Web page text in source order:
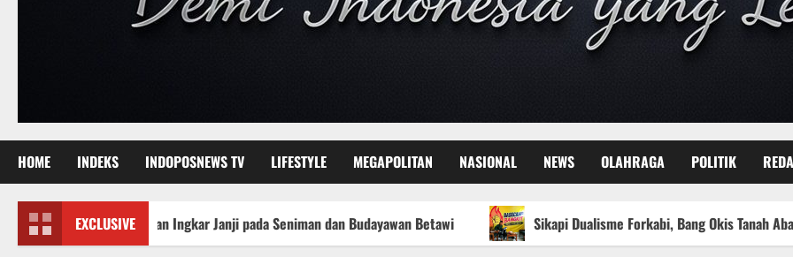
HOME INDEKS INDOPOSNEWS TV LIFESTYLE MEGAPOLITAN NASIONAL NEWS OLAHRAGA POLITIK
EXCLUSIVE
Jangan Ingkar Janji pada Seniman dan Budayawan Betawi Sikapi Dualisme Forkabi, Bang Okis Tanah Abang